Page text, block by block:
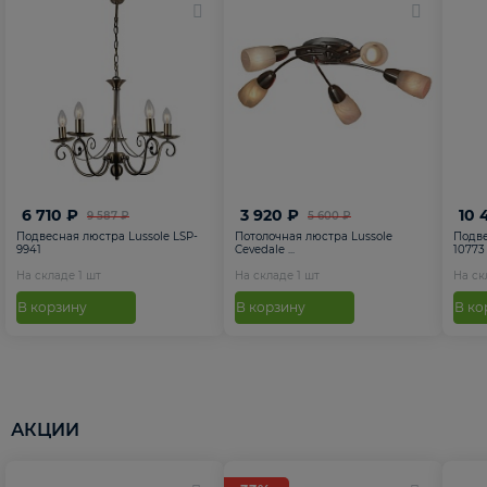
9 587 ₽
6 710 ₽
Подвесная люстра Lussole LSP-
9941
На складе 1 шт
В корзину
5 600 ₽
3 920 ₽
Потолочная люстра Lussole
Cevedale ...
На складе 1 шт
В корзину
10
10773
На
В
АКЦИИ